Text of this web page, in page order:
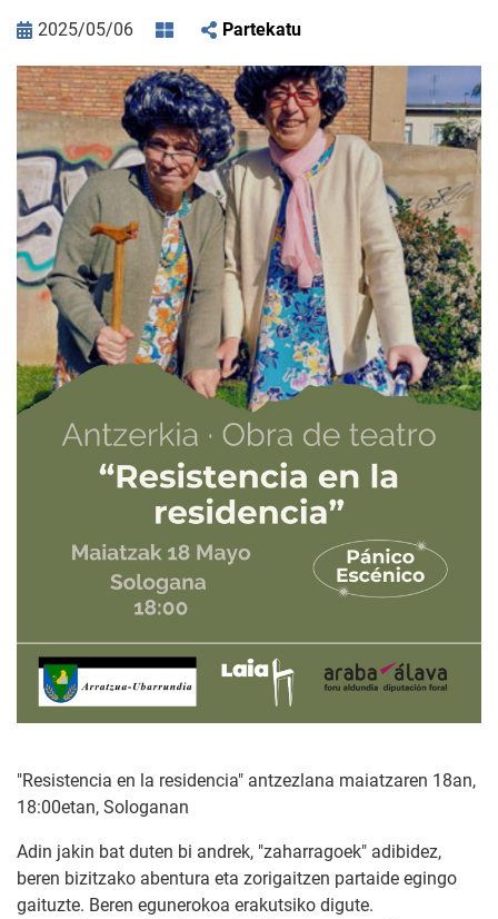
2025/05/06 Partekatu
"Resistencia en la residencia" antzezlana maiatzaren 18an,
18:00etan, Sologanan
Adin jakin bat duten bi andrek, "zaharragoek" adibidez,
beren bizitzako abentura eta zorigaitzen partaide egingo
gaituzte. Beren egunerokoa erakutsiko digute.